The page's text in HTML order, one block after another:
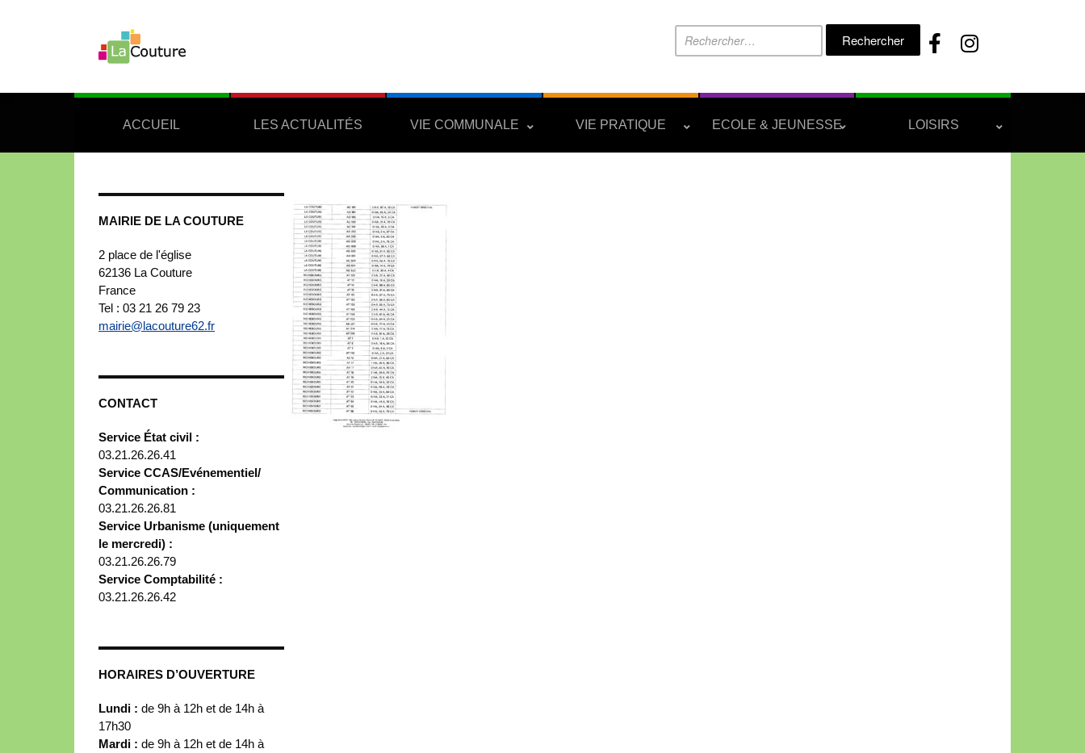
Rechercher :
ACCUEIL LES ACTUALITÉS VIE COMMUNALE VIE PRATIQUE ECOLE & JEUNESSE LOISIRS
MAIRIE DE LA COUTURE
2 place de l'église
62136 La Couture
France
Tel : 03 21 26 79 23
mairie@lacouture62.fr
CONTACT
Service État civil :
03.21.26.26.41
Service CCAS/Evénementiel/
Communication :
03.21.26.26.81
Service Urbanisme (uniquement
le mercredi) :
03.21.26.26.79
Service Comptabilité :
03.21.26.26.42
HORAIRES D’OUVERTURE
Lundi : de 9h à 12h et de 14h à
17h30
Mardi : de 9h à 12h et de 14h à